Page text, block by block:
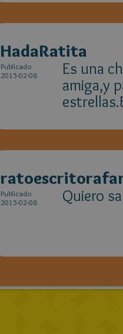
HadaRatita
Publicado
2015-02-08
Es una
amiga,y
Publicado
2015-02-08
Quiero